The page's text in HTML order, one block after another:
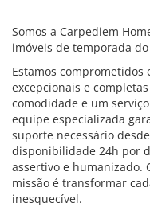
Somos a Carpediem
imóveis de temporada
Estamos
excepcionais e
comodidade e um
equipe especializada
suporte necessário
disponibilidade 24h por
assertivo e humanizado.
missão é transformar
inesquecível.